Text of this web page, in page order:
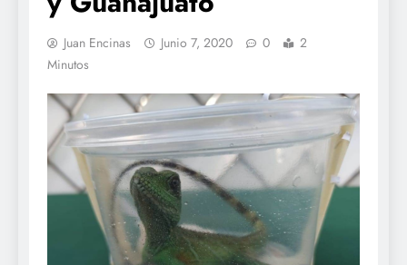
Juan Encinas Junio 7, 2020 0
2
Minutos